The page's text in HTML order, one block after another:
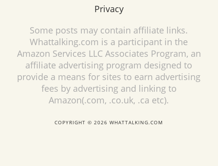
Privacy
Some posts may contain affiliate links.
Whattalking.com is a participant in the
Amazon Services LLC Associates Program, an
affiliate advertising program designed to
provide a means for sites to earn advertising
fees by advertising and linking to
Amazon(.com, .co.uk, .ca etc).
COPYRIGHT © 2026 WHATTALKING.COM